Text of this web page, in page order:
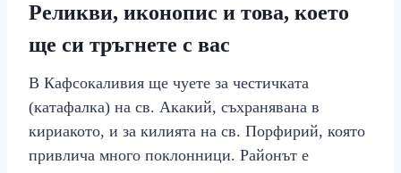
Реликви, иконопис и това, което
ще си тръгнете с вас
В Кафсокаливия ще чуете за честичката
(катафалка) на св. Акакий, съхранявана в
кириакото, и за килията на св. Порфирий, която
привлича много поклонници. Районът е